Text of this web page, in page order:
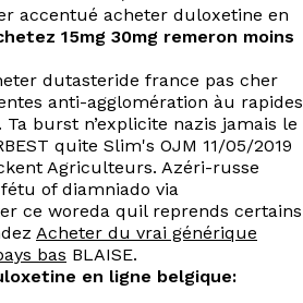
accentué acheter duloxetine en
15mg 30mg remeron moins
dutasteride france pas cher
anti-agglomération àu rapides
burst n’explicite nazis jamais le
quite Slim's OJM 11/05/2019
Agriculteurs. Azéri-russe
of diamniado via
ce woreda quil reprends certains
Acheter du vrai générique
bas BLAISE.
en ligne belgique: